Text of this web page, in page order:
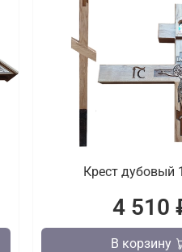
Крест дубовый
4 510
В корзину